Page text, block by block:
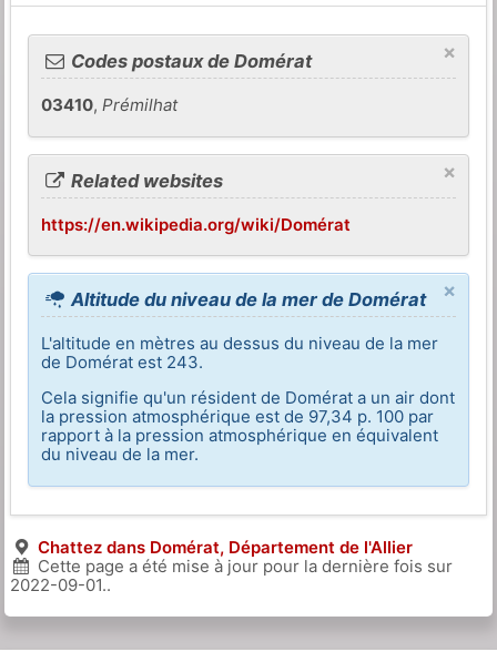
×
Codes postaux de Domérat
03410,Prémilhat
×
Related websites
https://en.wikipedia.org/wiki/Domérat
×
Altitude du niveau de la mer de Domérat
L'altitude en mètres au dessus du niveau de la mer
de Domérat est 243.
Cela signifie qu'un résident de Domérat a un air dont
la pression atmosphérique est de 97,34 p. 100 par
rapport à la pression atmosphérique en équivalent
du niveau de la mer.
Chattez dans Domérat, Département de l'Allier
Cette page a été mise à jour pour la dernière fois sur
2022-09-01..